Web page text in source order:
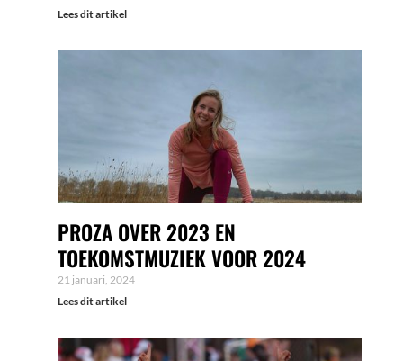
Lees dit artikel
PROZA OVER 2023 EN
TOEKOMSTMUZIEK VOOR 2024
21 januari, 2024
Lees dit artikel